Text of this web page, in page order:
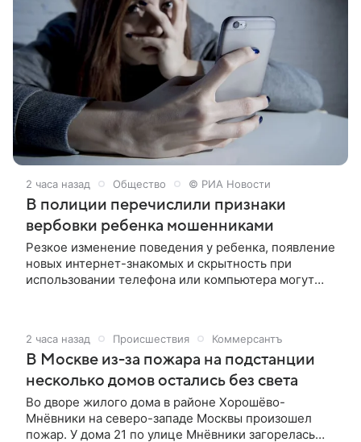
2 часа назад Общество © РИА Новости
В полиции перечислили признаки
вербовки ребенка мошенниками
Резкое изменение поведения у ребенка, появление
новых интернет-знакомых и скрытность при
использовании телефона или компьютера могут
соответствующий запрос агентства.
2 часа назад Происшествия Коммерсантъ
В Москве из-за пожара на подстанции
несколько домов остались без света
Во дворе жилого дома в районе Хорошёво-
Мнёвники на северо-западе Москвы произошел
пожар. У дома 21 по улице Мнёвники загорелась